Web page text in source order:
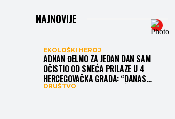
NAJNOVIJE
EKOLOŠKI HEROJ
ADNAN ĐELMO ZA JEDAN DAN SAM
OČISTIO OD SMEĆA PRILAZE U 4
HERCEGOVAČKA GRADA: “DANAS
NISAM ČISTIO SAMO SMEĆE, ČISTIO
DRUŠTVO